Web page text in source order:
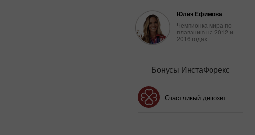
Юлия Ефимова
Чемпионка мира по
плаванию на 2012 и
2016 годах
Бонусы ИнстаФорекс
Счастливый депозит